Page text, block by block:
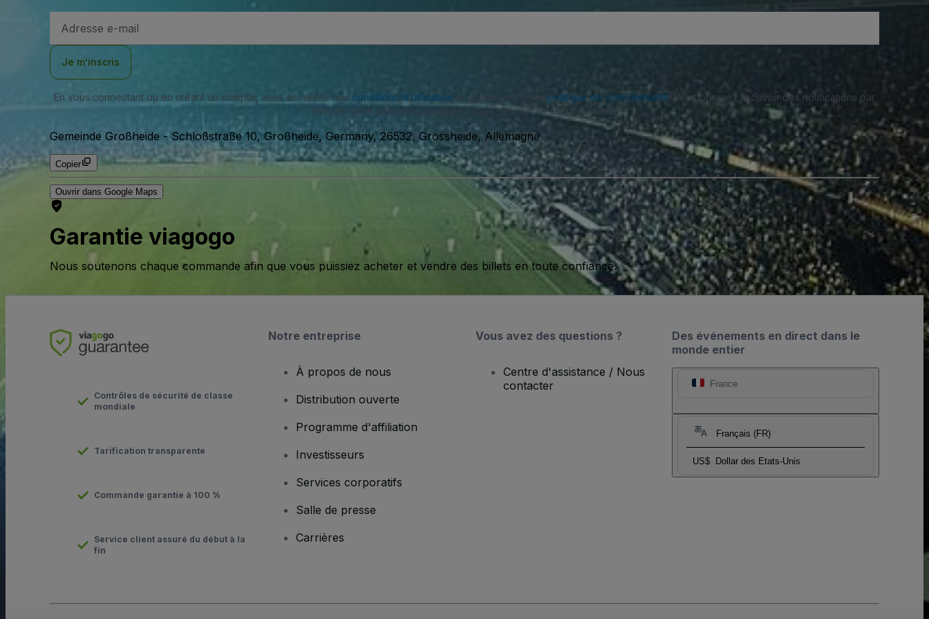
e-
Je m’inscris
En vous connectant ou en créant un compte, vous acceptez nos conditions d'utilisation et approuvez notre politique de confidentialité . Vous pourriez recevoir des notifications par
SMS de notre part et vous pouvez vous désinscrire à tout moment.
Gemeinde Großheide -Schloßstraße 10, Großheide, Germany, 26532, Grossheide, Allemagne
Copier
Ouvrir dans Google Maps
Garantie viagogo
Nous soutenons chaque commande afin que vous puissiez acheter et vendre des billets en toute confiance.
Des événements en direct dans le
monde entier
France
Français (FR)
US$ Dollar des Etats-Unis
Contrôles de sécurité de classe
mondiale
Tarification transparente
Commande garantie à 100 %
Service client assuré du début à la
fin
Notre entreprise
À propos de nous
Distribution ouverte
Programme d'affiliation
Investisseurs
Services corporatifs
Salle de presse
Carrières
Vous avez des questions ?
Centre d'assistance / Nous
contacter